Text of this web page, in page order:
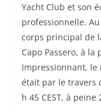
Yacht Club et son
professionnelle.
corps principal de
Capo Passero, à
Impressionnant, le
était par le travers
h 45 CEST, à